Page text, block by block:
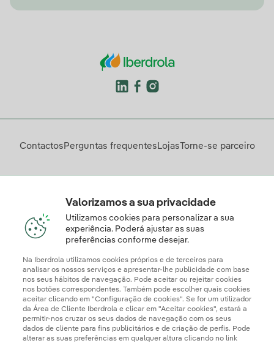
Contactos Perguntas frequentes LojasTorne-se parceiro
Valorizamos a sua privacidade
Utilizamos cookies para personalizar a sua
experiência. Poderá ajustar as suas
preferências conforme desejar.
Na Iberdrola utilizamos cookies próprios e de terceiros para
analisar os nossos serviços e apresentar-lhe publicidade com base
nos seus hábitos de navegação. Pode aceitar ou rejeitar cookies
nos botões correspondentes. Também pode escolher quais cookies
aceitar clicando em "Configuração de cookies". Se for um utilizador
da Área de Cliente Iberdrola e clicar em "Aceitar cookies", estará a
permitir-nos cruzar os seus dados de navegação com os seus
dados de cliente para fins publicitários e de criação de perfis. Pode
alterar as suas preferências em qualquer altura clicando no link